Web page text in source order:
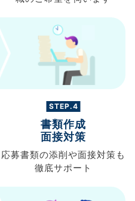
STEP.4
書類作成
面接対策
応募書類の添削や面接対策も
徹底サポート